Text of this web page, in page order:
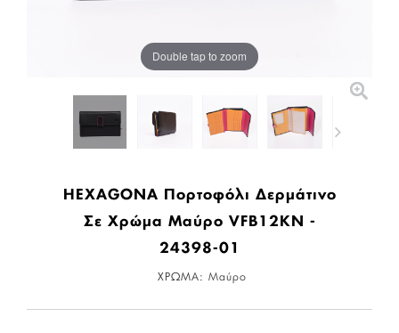
Double tap to zoom
HEXAGONA Πορτοφόλι Δερμάτινο
Σε Χρώμα Μαύρο VFB12KN -
24398-01
ΧΡΩΜΑ: Μαύρο